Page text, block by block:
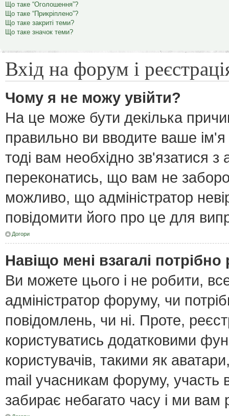
Що таке “Оголошення”?
Що таке “Прикріплено”?
Що таке закриті теми?
Що таке значок теми?
Вхід на форум і
Чому я не можу увійти?
На це може бути декілька
правильно ви вводите ваше
тоді вам необхідно зв'язатися
переконатись, що вам не
можливо, що адміністратор
повідомити його про це для
Догори
Навіщо мені взагалі
Ви можете цього і не робити,
адміністратор форуму, чи
повідомлень, чи ні. Проте,
користуватись додатковими
користувачів, такими як
mail учасникам форуму, участь
забирає небагато часу і ми